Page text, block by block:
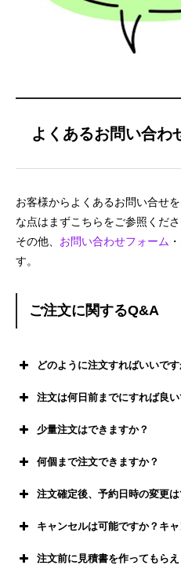
よくあるお問い合わ
お客様からよくあるお問い合せ
な点はまずこちらをご参照くださ
その他、 お問い合わせフォーム
す。
ご注文に関するQ&A
どのように注文すればいいです
電話 090-2838-1404
公式LINE 公式LINE
注文は何日前までにすれば良い
少量注文はできますか？
何個まで注文できますか？
注文確定後、予約日時の変更は
キャンセルは可能ですか？キ
注文前に見積書を作ってもらえ